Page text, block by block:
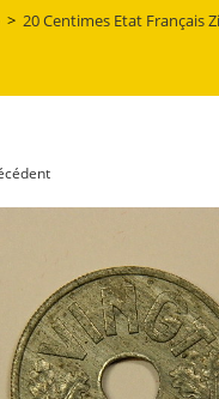
> 20 Centimes Etat Français